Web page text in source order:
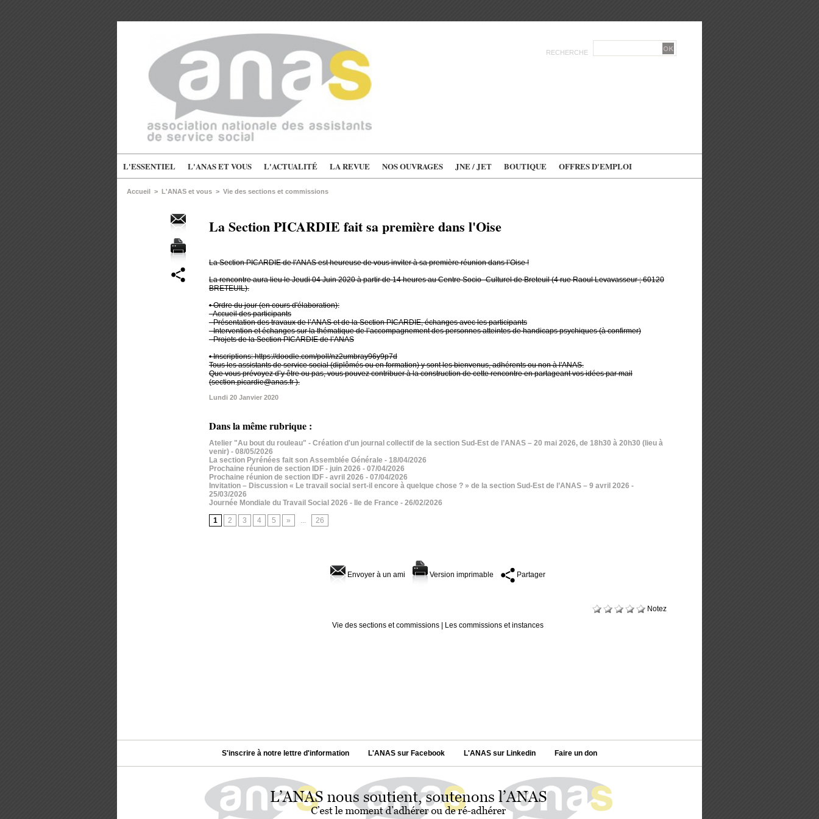
RECHERCHE
L'ESSENTIEL L'ANAS ET VOUS L'ACTUALITÉ LA REVUE NOS OUVRAGES JNE / JET BOUTIQUE OFFRES D'EMPLOI
Accueil > L'ANAS et vous > Vie des sections et commissions
La Section PICARDIE fait sa première dans l'Oise
La Section PICARDIE de l'ANAS est heureuse de vous inviter à sa première réunion dans l’Oise !
La rencontre aura lieu le Jeudi 04 Juin 2020 à partir de 14 heures au Centre Socio- Culturel de Breteuil (4 rue Raoul Levavasseur ; 60120
BRETEUIL).
• Ordre du jour (en cours d'élaboration):
- Accueil des participants
- Présentation des travaux de l’ANAS et de la Section PICARDIE, échanges avec les participants
- Intervention et échanges sur la thématique de l’accompagnement des personnes atteintes de handicaps psychiques (à confirmer)
- Projets de la Section PICARDIE de l’ANAS
• Inscriptions: https://doodle.com/poll/nz2umbray96y9p7d
Tous les assistants de service social (diplômés ou en formation) y sont les bienvenus, adhérents ou non à l'ANAS.
Que vous prévoyez d’y être ou pas, vous pouvez contribuer à la construction de cette rencontre en partageant vos idées par mail
(section.picardie@anas.fr ).
Lundi 20 Janvier 2020
Dans la même rubrique :
Atelier "Au bout du rouleau" - Création d'un journal collectif de la section Sud-Est de l’ANAS – 20 mai 2026, de 18h30 à 20h30 (lieu à
venir) - 08/05/2026
La section Pyrénées fait son Assemblée Générale - 18/04/2026
Prochaine réunion de section IDF - juin 2026 - 07/04/2026
Prochaine réunion de section IDF - avril 2026 - 07/04/2026
Invitation – Discussion « Le travail social sert-il encore à quelque chose ? » de la section Sud-Est de l’ANAS – 9 avril 2026 -
25/03/2026
Journée Mondiale du Travail Social 2026 - Ile de France - 26/02/2026
1 2 3 4 5 » ... 26
Envoyer à un ami Version imprimable Partager
Notez
Vie des sections et commissions
Les commissions et instances
S'inscrire à notre lettre d'information L'ANAS sur Facebook L'ANAS sur Linkedin Faire un don